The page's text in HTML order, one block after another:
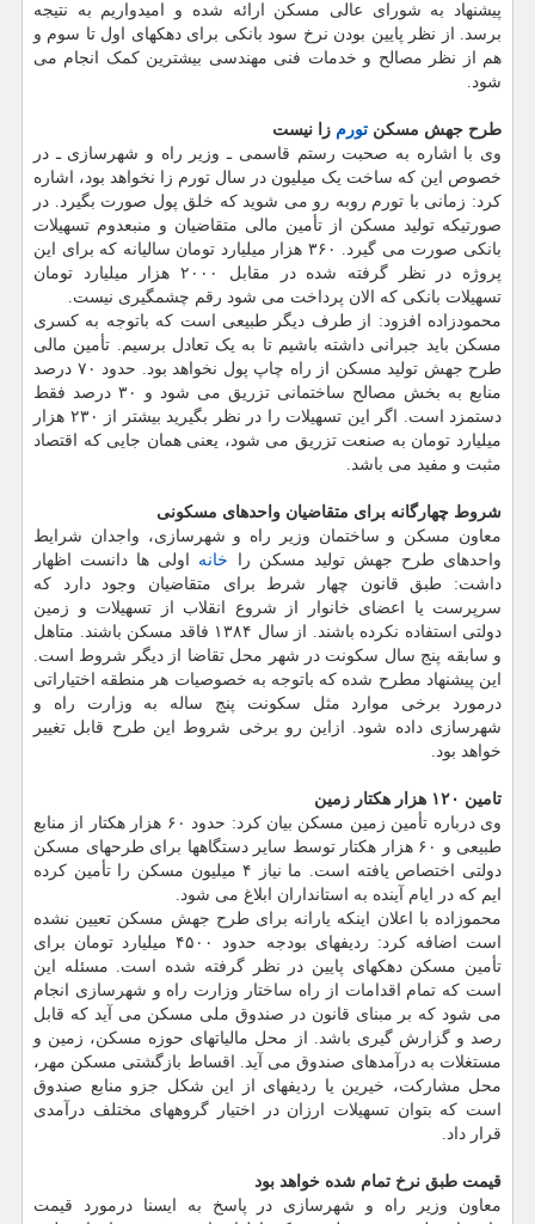
پیشنهاد به شورای عالی مسکن ارائه شده و امیدواریم به نتیجه
برسد. از نظر پایین بودن نرخ سود بانکی برای دهکهای اول تا سوم و
هم از نظر مصالح و خدمات فنی مهندسی بیشترین کمک انجام می
شود.
طرح جهش مسکن تورم زا نیست
وی با اشاره به صحبت رستم قاسمی ـ وزیر راه و شهرسازی ـ در
خصوص این که ساخت یک میلیون در سال تورم زا نخواهد بود، اشاره
کرد: زمانی با تورم روبه رو می شوید که خلق پول صورت بگیرد. در
صورتیکه تولید مسکن از تأمین مالی متقاضیان و منبعدوم تسهیلات
بانکی صورت می گیرد. ۳۶۰ هزار میلیارد تومان سالیانه که برای این
پروژه در نظر گرفته شده در مقابل ۲۰۰۰ هزار میلیارد تومان
تسهیلات بانکی که الان پرداخت می شود رقم چشمگیری نیست.
محمودزاده افزود: از طرف دیگر طبیعی است که باتوجه به کسری
مسکن باید جبرانی داشته باشیم تا به یک تعادل برسیم. تأمین مالی
طرح جهش تولید مسکن از راه چاپ پول نخواهد بود. حدود ۷۰ درصد
منابع به بخش مصالح ساختمانی تزریق می شود و ۳۰ درصد فقط
دستمزد است. اگر این تسهیلات را در نظر بگیرید بیشتر از ۲۳۰ هزار
میلیارد تومان به صنعت تزریق می شود، یعنی همان جایی که اقتصاد
مثبت و مفید می باشد.
شروط چهارگانه برای متقاضیان واحدهای مسکونی
معاون مسکن و ساختمان وزیر راه و شهرسازی، واجدان شرایط
واحدهای طرح جهش تولید مسکن را خانه اولی ها دانست اظهار
داشت: طبق قانون چهار شرط برای متقاضیان وجود دارد که
سرپرست یا اعضای خانوار از شروع انقلاب از تسهیلات و زمین
دولتی استفاده نکرده باشند. از سال ۱۳۸۴ فاقد مسکن باشند. متاهل
و سابقه پنج سال سکونت در شهر محل تقاضا از دیگر شروط است.
این پیشنهاد مطرح شده که باتوجه به خصوصیات هر منطقه اختیاراتی
درمورد برخی موارد مثل سکونت پنج ساله به وزارت راه و
شهرسازی داده شود. ازاین رو برخی شروط این طرح قابل تغییر
خواهد بود.
تامین ۱۲۰ هزار هکتار زمین
وی درباره تأمین زمین مسکن بیان کرد: حدود ۶۰ هزار هکتار از منابع
طبیعی و ۶۰ هزار هکتار توسط سایر دستگاهها برای طرحهای مسکن
دولتی اختصاص یافته است. ما نیاز ۴ میلیون مسکن را تأمین کرده
ایم که در ایام آینده به استانداران ابلاغ می شود.
محموزاده با اعلان اینکه یارانه برای طرح جهش مسکن تعیین نشده
است اضافه کرد: ردیفهای بودجه حدود ۴۵۰۰ میلیارد تومان برای
تأمین مسکن دهکهای پایین در نظر گرفته شده است. مسئله این
است که تمام اقدامات از راه ساختار وزارت راه و شهرسازی انجام
می شود که بر مبنای قانون در صندوق ملی مسکن می آید که قابل
رصد و گزارش گیری باشد. از محل مالیاتهای حوزه مسکن، زمین و
مستغلات به درآمدهای صندوق می آید. اقساط بازگشتی مسکن مهر،
محل مشارکت، خیرین یا ردیفهای از این شکل جزو منابع صندوق
است که بتوان تسهیلات ارزان در اختیار گروههای مختلف درآمدی
قرار داد.
قیمت طبق نرخ تمام شده خواهد بود
معاون وزیر راه و شهرسازی در پاسخ به ایسنا درمورد قیمت